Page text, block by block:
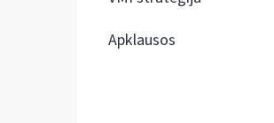
Apklausos